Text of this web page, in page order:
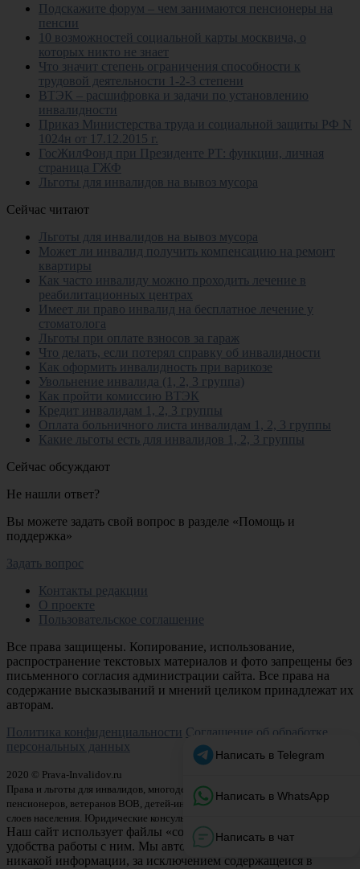
Подскажите форум – чем занимаются пенсионеры на
пенсии
10 возможностей социальной карты москвича, о
которых никто не знает
Что значит степень ограничения способности к
трудовой деятельности 1-2-3 степени
ВТЭК – расшифровка и задачи по установлению
инвалидности
Приказ Министерства труда и социальной защиты РФ N
1024н от 17.12.2015 г.
ГосЖилФонд при Президенте РТ: функции, личная
страница ГЖФ
Льготы для инвалидов на вывоз мусора
Сейчас читают
Льготы для инвалидов на вывоз мусора
Может ли инвалид получить компенсацию на ремонт
квартиры
Как часто инвалиду можно проходить лечение в
реабилитационных центрах
Имеет ли право инвалид на бесплатное лечение у
стоматолога
Льготы при оплате взносов за гараж
Что делать, если потерял справку об инвалидности
Как оформить инвалидность при варикозе
Увольнение инвалида (1, 2, 3 группа)
Как пройти комиссию ВТЭК
Кредит инвалидам 1, 2, 3 группы
Оплата больничного листа инвалидам 1, 2, 3 группы
Какие льготы есть для инвалидов 1, 2, 3 группы
Сейчас обсуждают
Не нашли ответ?
Вы можете задать свой вопрос в разделе «Помощь и
поддержка»
Задать вопрос
Контакты редакции
О проекте
Пользовательское соглашение
Все права защищены. Копирование, использование,
распространение текстовых материалов и фото запрещены без
письменного согласия администрации сайта. Все права на
содержание высказываний и мнений целиком принадлежат их
авторам.
Политика конфиденциальности Соглашение об обработке
персональных данных
2020 © Prava-Invalidov.ru
Права и льготы для инвалидов, многодетных семей, матерей-одиночек,
пенсионеров, ветеранов ВОВ, детей-инвалидов и других малозащищенных
слоев населения. Юридические консультации по правовым вопросам.
Наш сайт использует файлы «cookie» с целью повышения
удобства работы с ним. Мы автоматически не собираем
никакой информации, за исключением содержащейся в